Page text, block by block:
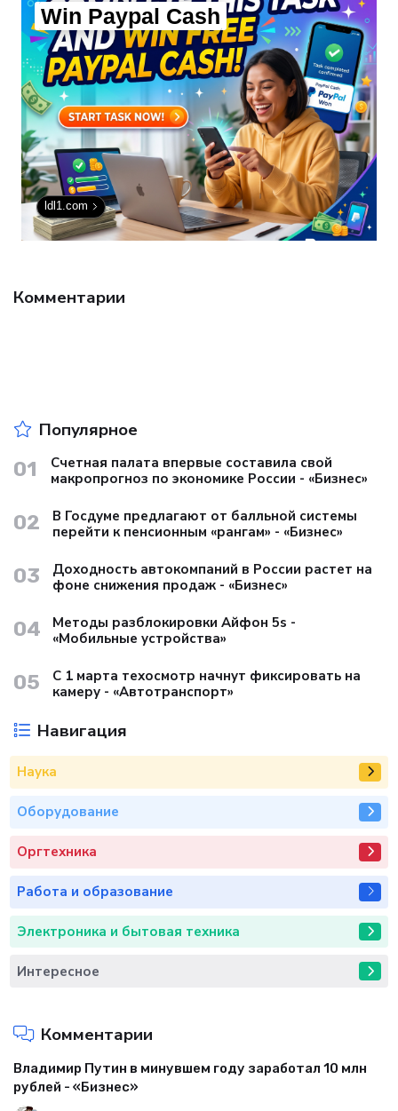
Win Paypal Cash
ldl1.com
Комментарии
Популярное
01
Счетная палата впервые составила свой
макропрогноз по экономике России - «Бизнес»
02
В Госдуме предлагают от балльной системы
перейти к пенсионным «рангам» - «Бизнес»
03
Доходность автокомпаний в России растет на
фоне снижения продаж - «Бизнес»
04
Методы разблокировки Айфон 5s -
«Мобильные устройства»
05
С 1 марта техосмотр начнут фиксировать на
камеру - «Автотранспорт»
Навигация
Наука
Оборудование
Оргтехника
Работа и образование
Электроника и бытовая техника
Интересное
Комментарии
Владимир Путин в минувшем году заработал 10 млн
рублей - «Бизнес»